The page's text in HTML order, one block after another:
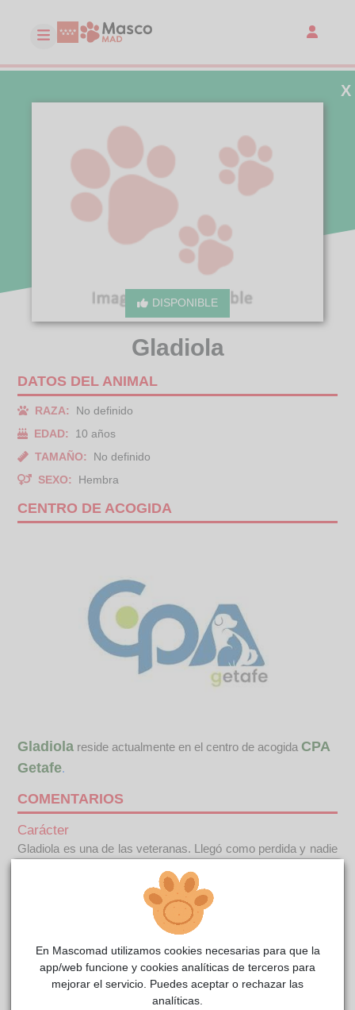
DISPONIBLE
X
Gladiola
DATOS DEL ANIMAL
RAZA:
No definido
EDAD:
10 años
TAMAÑO:
No definido
SEXO:
Hembra
CENTRO DE ACOGIDA
Gladiola reside actualmente en el centro de acogida CPA
Getafe.
COMENTARIOS
Carácter
Gladiola es una de las veteranas. Llegó como perdida y nadie
de sus años. También hemos descubierto que se lleva bien
con los gatos puesto que nuestros gatos de colonia están al
lado de su chenil y los hemos visto compartir espacio. ¿Le
darías una oportunidad?Información a tener en cuenta: Los
animales salen en adopción identificados, desparasitados,
vacunados y esterilizados o con el compromiso de
esterilización en unos meses si son menores de 6 meses.
En Mascomad utilizamos cookies necesarias para que la
app/web funcione y cookies analíticas de terceros para
mejorar el servicio. Puedes aceptar o rechazar las
analíticas.